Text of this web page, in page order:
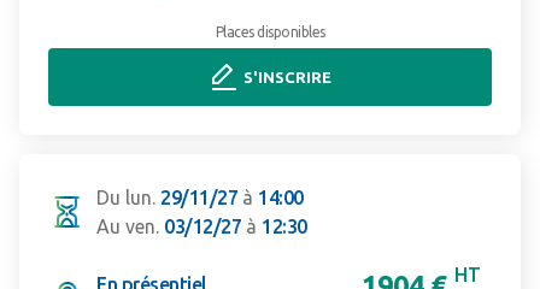
Places disponibles
S'INSCRIRE
Du lun. 29/11/27 à 14:00
Au ven. 03/12/27 à 12:30
En présentiel
HT